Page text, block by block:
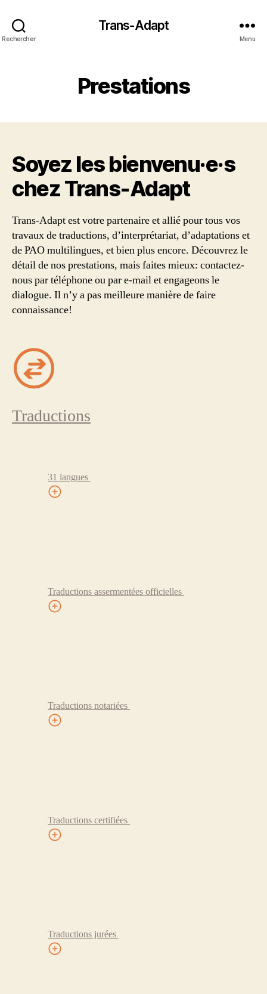
Rechercher
Trans-Adapt
Menu
Prestations
Soyez les bienvenu·e·s
chez Trans‑Adapt
Trans-Adapt est votre partenaire et allié pour tous vos
travaux de traductions, d’interprétariat, d’adaptations et
de PAO multilingues, et bien plus encore. Découvrez le
détail de nos prestations, mais faites mieux: contactez-
nous par téléphone ou par e-mail et engageons le
dialogue. Il n’y a pas meilleure manière de faire
connaissance!
Traductions
31 langues
Traductions assermentées officielles
Traductions notariées
Traductions certifiées
Traductions jurées